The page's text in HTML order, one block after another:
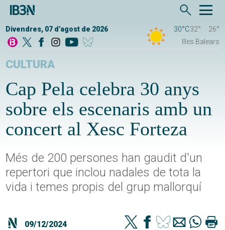
Divendres, 07 d'agost de 2026 30°C32°
26°
Illes Balears
CULTURA
Cap Pela celebra 30 anys
sobre els escenaris amb un
concert al Xesc Forteza
Més de 200 persones han gaudit d'un
repertori que inclou nadales de tota la
vida i temes propis del grup mallorquí
09/12/2024